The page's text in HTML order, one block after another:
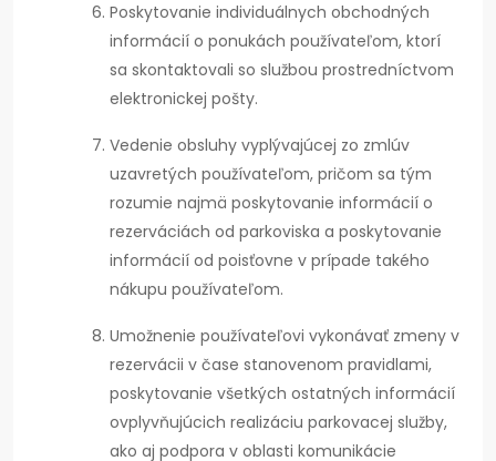
Poskytovanie individuálnych obchodných
informácií o ponukách používateľom, ktorí
sa skontaktovali so službou prostredníctvom
elektronickej pošty.
Vedenie obsluhy vyplývajúcej zo zmlúv
uzavretých používateľom, pričom sa tým
rozumie najmä poskytovanie informácií o
rezerváciách od parkoviska a poskytovanie
informácií od poisťovne v prípade takého
nákupu používateľom.
Umožnenie používateľovi vykonávať zmeny v
rezervácii v čase stanovenom pravidlami,
poskytovanie všetkých ostatných informácií
ovplyvňujúcich realizáciu parkovacej služby,
ako aj podpora v oblasti komunikácie